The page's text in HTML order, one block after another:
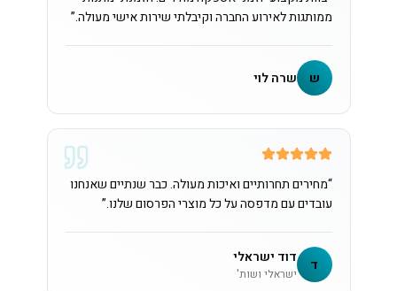
ממותגות לאירוע החברה וקיבלתי שירות אישי מעולה.”
ש שרה לוי
“מחירים תחרותיים ואיכות מעולה. כבר שנתיים שאנחנו
עובדים עם מדפסה על כל מוצרי הפרסום שלנו.”
ד דוד ישראלי
ישראלי ושות'